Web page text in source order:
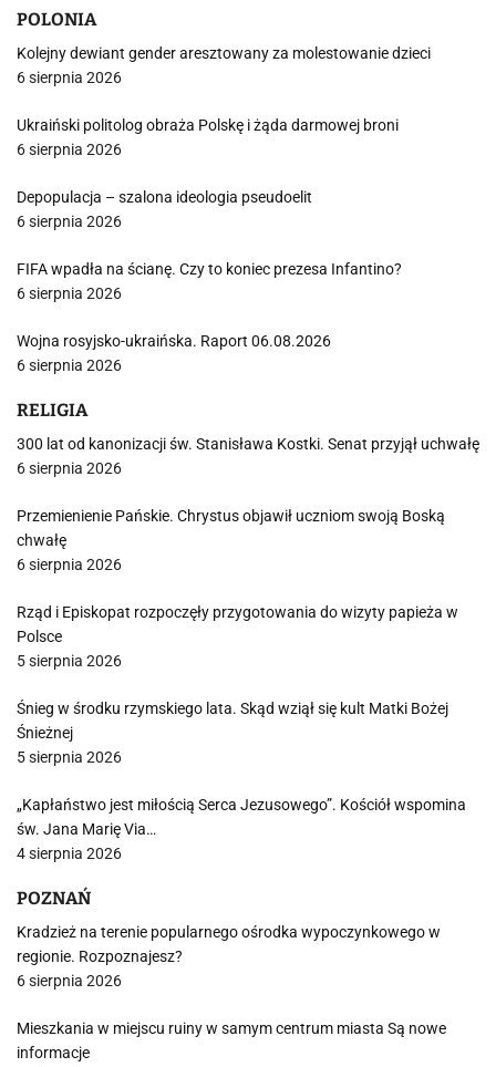
POLONIA
Kolejny dewiant gender aresztowany za molestowanie dzieci
6 sierpnia 2026
Ukraiński politolog obraża Polskę i żąda darmowej broni
6 sierpnia 2026
Depopulacja – szalona ideologia pseudoelit
6 sierpnia 2026
FIFA wpadła na ścianę. Czy to koniec prezesa Infantino?
6 sierpnia 2026
Wojna rosyjsko-ukraińska. Raport 06.08.2026
6 sierpnia 2026
RELIGIA
300 lat od kanonizacji św. Stanisława Kostki. Senat przyjął uchwałę
6 sierpnia 2026
Przemienienie Pańskie. Chrystus objawił uczniom swoją Boską
chwałę
6 sierpnia 2026
Rząd i Episkopat rozpoczęły przygotowania do wizyty papieża w
Polsce
5 sierpnia 2026
Śnieg w środku rzymskiego lata. Skąd wziął się kult Matki Bożej
Śnieżnej
5 sierpnia 2026
„Kapłaństwo jest miłością Serca Jezusowego”. Kościół wspomina
św. Jana Marię Via…
4 sierpnia 2026
POZNAŃ
Kradzież na terenie popularnego ośrodka wypoczynkowego w
regionie. Rozpoznajesz?
6 sierpnia 2026
Mieszkania w miejscu ruiny w samym centrum miasta Są nowe
informacje